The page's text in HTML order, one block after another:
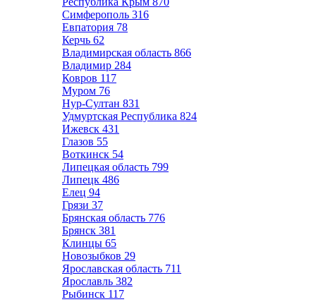
Симферополь 316
Евпатория 78
Керчь 62
Владимирская область 866
Владимир 284
Ковров 117
Муром 76
Нур-Султан 831
Удмуртская Республика 824
Ижевск 431
Глазов 55
Воткинск 54
Липецкая область 799
Липецк 486
Елец 94
Грязи 37
Брянская область 776
Брянск 381
Клинцы 65
Новозыбков 29
Ярославская область 711
Ярославль 382
Рыбинск 117